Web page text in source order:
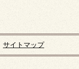
サイトマップ